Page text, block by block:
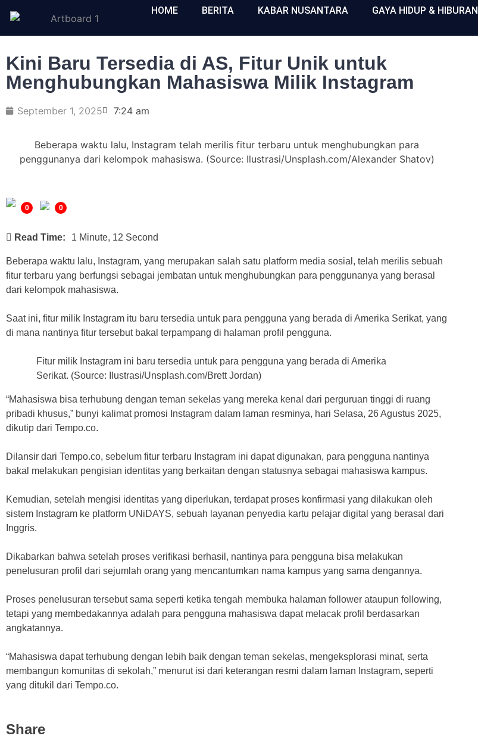
HOME BERITA KABAR NUSANTARA GAYA HIDUP & HIBURAN
Kini Baru Tersedia di AS, Fitur Unik untuk
Menghubungkan Mahasiswa Milik Instagram
September 1, 2025 7:24 am
Beberapa waktu lalu, Instagram telah merilis fitur terbaru untuk menghubungkan para
penggunanya dari kelompok mahasiswa. (Source: Ilustrasi/Unsplash.com/Alexander Shatov)
0 0
Read Time: 1 Minute, 12 Second
Beberapa waktu lalu, Instagram, yang merupakan salah satu platform media sosial, telah merilis sebuah
fitur terbaru yang berfungsi sebagai jembatan untuk menghubungkan para penggunanya yang berasal
dari kelompok mahasiswa.
Saat ini, fitur milik Instagram itu baru tersedia untuk para pengguna yang berada di Amerika Serikat, yang
di mana nantinya fitur tersebut bakal terpampang di halaman profil pengguna.
Fitur milik Instagram ini baru tersedia untuk para pengguna yang berada di Amerika
Serikat. (Source: Ilustrasi/Unsplash.com/Brett Jordan)
“Mahasiswa bisa terhubung dengan teman sekelas yang mereka kenal dari perguruan tinggi di ruang
pribadi khusus,” bunyi kalimat promosi Instagram dalam laman resminya, hari Selasa, 26 Agustus 2025,
dikutip dari Tempo.co.
Dilansir dari Tempo.co, sebelum fitur terbaru Instagram ini dapat digunakan, para pengguna nantinya
bakal melakukan pengisian identitas yang berkaitan dengan statusnya sebagai mahasiswa kampus.
Kemudian, setelah mengisi identitas yang diperlukan, terdapat proses konfirmasi yang dilakukan oleh
sistem Instagram ke platform UNiDAYS, sebuah layanan penyedia kartu pelajar digital yang berasal dari
Inggris.
Dikabarkan bahwa setelah proses verifikasi berhasil, nantinya para pengguna bisa melakukan
penelusuran profil dari sejumlah orang yang mencantumkan nama kampus yang sama dengannya.
Proses penelusuran tersebut sama seperti ketika tengah membuka halaman follower ataupun following,
tetapi yang membedakannya adalah para pengguna mahasiswa dapat melacak profil berdasarkan
angkatannya.
“Mahasiswa dapat terhubung dengan lebih baik dengan teman sekelas, mengeksplorasi minat, serta
membangun komunitas di sekolah,” menurut isi dari keterangan resmi dalam laman Instagram, seperti
yang ditukil dari Tempo.co.
Share